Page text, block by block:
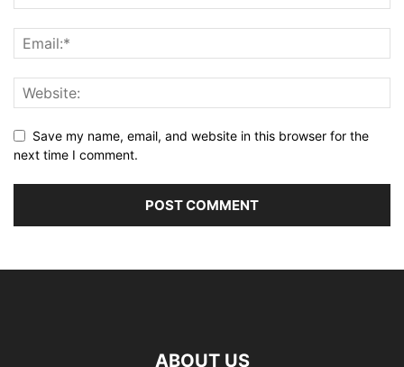
Save my name, email, and website in this browser for the
next time I comment.
ABOUT US